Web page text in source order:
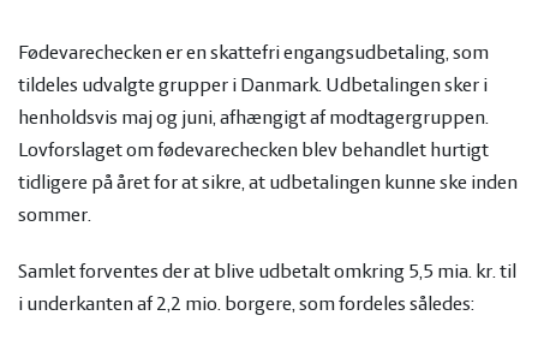
vandmiljø
Økologi
Økonomi
og
Øvrige
og
ledelse
Øvrige
dyr
Fødevarechecken er en skattefri engangsudbetaling, som
tildeles udvalgte grupper i Danmark. Udbetalingen sker i
henholdsvis maj og juni, afhængigt af modtagergruppen.
Lovforslaget om fødevarechecken blev behandlet hurtigt
tidligere på året for at sikre, at udbetalingen kunne ske inden
sommer.
Samlet forventes der at blive udbetalt omkring 5,5 mia. kr. til
i underkanten af 2,2 mio. borgere, som fordeles således: